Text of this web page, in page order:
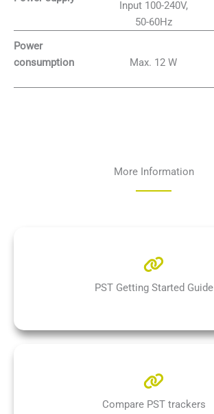
Input 100-240V,
50-60Hz
Power
consumption
Max. 12 W
More Information
PST Getting Started Guide
Compare PST trackers